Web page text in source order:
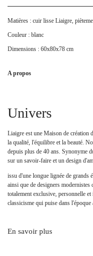
Matières : cuir lisse Liaigre,
Couleur : blanc
Dimensions : 60x80x78 cm
A propos
Univers
Liaigre est une Maison de création
la qualité, l'équilibre et la beauté.
depuis plus de 40 ans. Synonyme
sur un savoir-faire et un design
issu d'une longue lignée de grands
ainsi que de designers modernistes
totalement exclusive, personnelle
classicisme qui puise dans
En savoir plus